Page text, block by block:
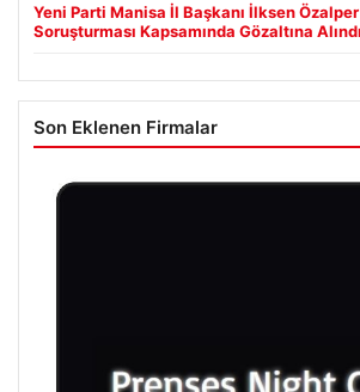
Yeni Parti Manisa İl Başkanı İlksen
Soruşturması Kapsamında Gözaltına Alındı
Son Eklenen Firmalar